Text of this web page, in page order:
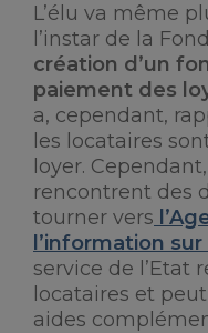
L’élu va même
l’instar de la
création d’un
paiement des
a, cependant,
les locataires
loyer.
rencontrent des
tourner vers
l’information
service de l’Etat
locataires et
aides